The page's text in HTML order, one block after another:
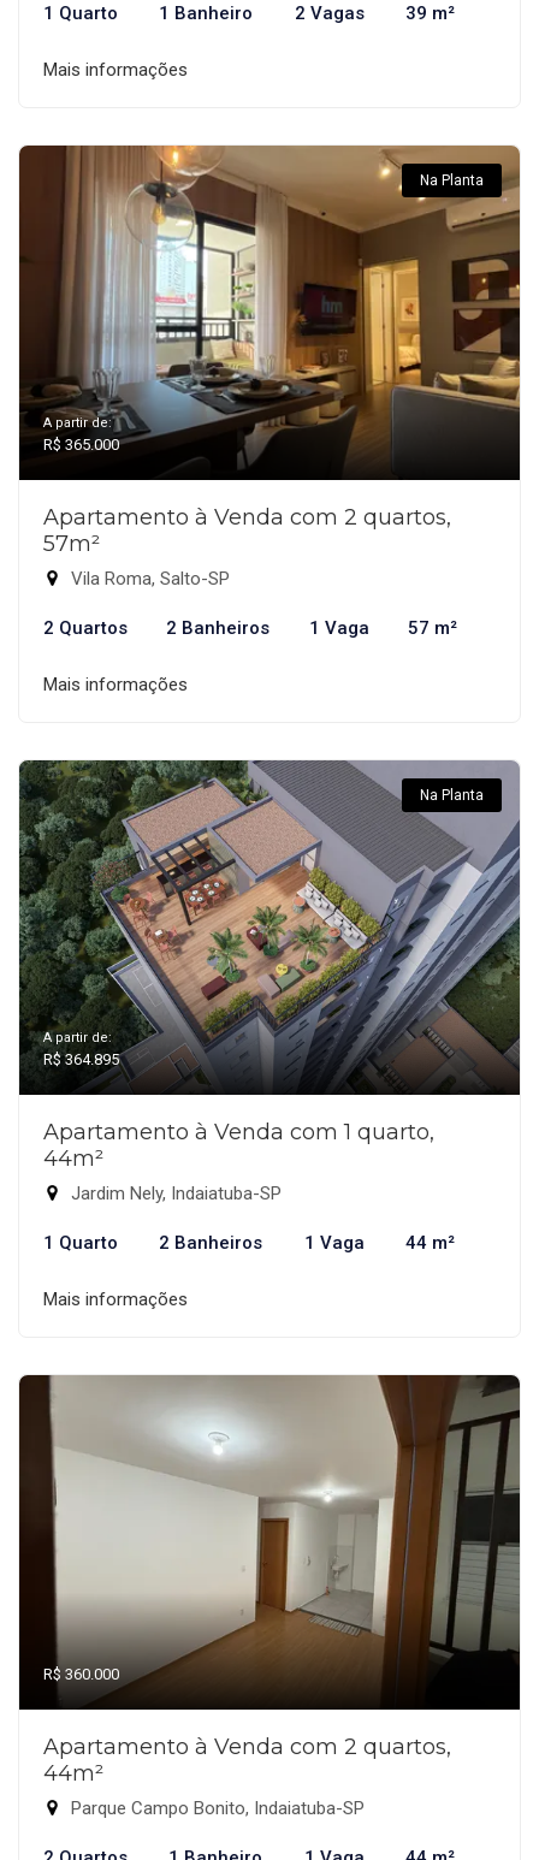
1 Quarto 1 Banheiro 2 Vagas 39 m²
Mais informações
Na Planta
A partir de:
R$ 365.000
Apartamento à Venda com 2 quartos,
57m²
Vila Roma, Salto-SP
2 Quartos 2 Banheiros 1 Vaga 57 m²
Mais informações
Na Planta
A partir de:
R$ 364.895
Apartamento à Venda com 1 quarto,
44m²
Jardim Nely, Indaiatuba-SP
1 Quarto 2 Banheiros 1 Vaga 44 m²
Mais informações
R$ 360.000
Apartamento à Venda com 2 quartos,
44m²
Parque Campo Bonito, Indaiatuba-SP